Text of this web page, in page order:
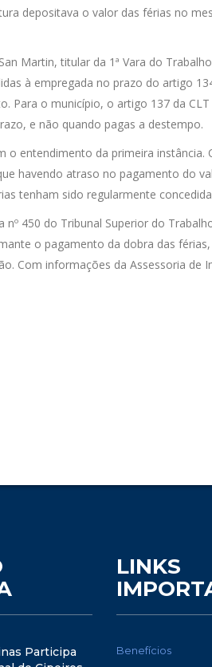
depositava o valor das férias no
Martin, titular da 1ª Vara do
à empregada no prazo do artigo
Para o município, o artigo 137 da
e não quando pagas a destempo.
o entendimento da primeira instância.
havendo atraso no pagamento do
tenham sido regularmente
450 do Tribunal Superior do
o pagamento da dobra das
Com informações da Assessoria de
Participa
LINKS
Benefícios